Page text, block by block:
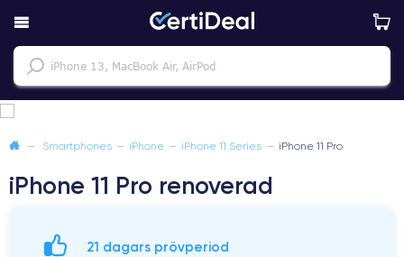
— Smartphones — iPhone — iPhone 11 Series — iPhone 11 Pro
iPhone 11 Pro renoverad
21 dagars prövperiod